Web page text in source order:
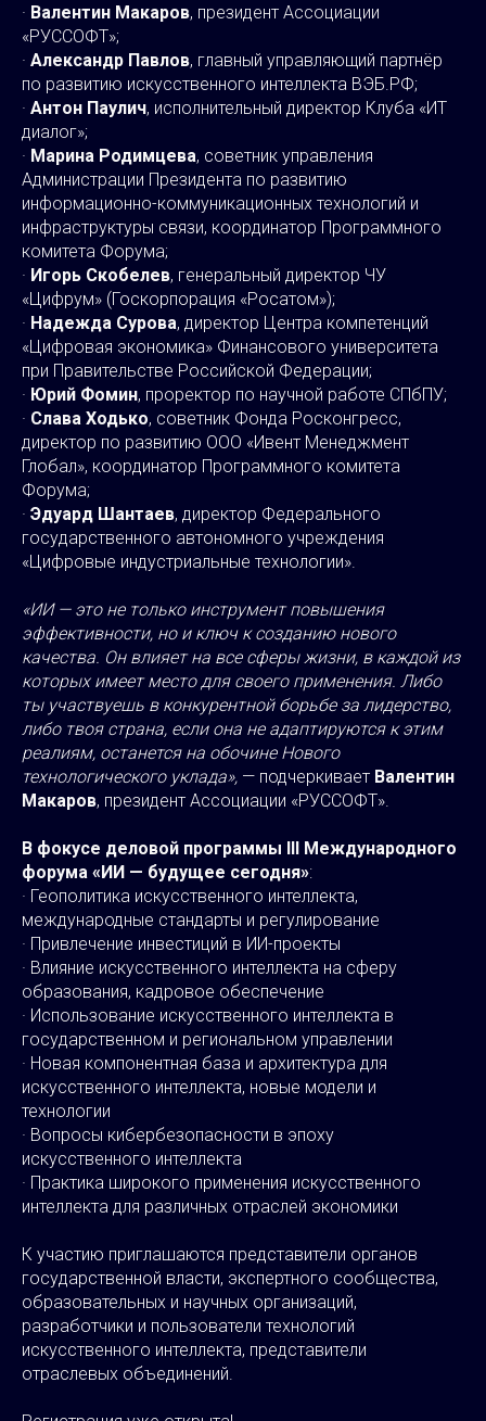
· Валентин Макаров, президент Ассоциации
«РУССОФТ»;
· Александр Павлов, главный управляющий партнёр
по развитию искусственного интеллекта ВЭБ.РФ;
· Антон Паулич, исполнительный директор Клуба «ИТ
диалог»;
· Марина Родимцева, советник управления
Администрации Президента по развитию
информационно-коммуникационных технологий и
инфраструктуры связи, координатор Программного
комитета Форума;
· Игорь Скобелев, генеральный директор ЧУ
«Цифрум» (Госкорпорация «Росатом»);
· Надежда Сурова, директор Центра компетенций
«Цифровая экономика» Финансового университета
при Правительстве Российской Федерации;
· Юрий Фомин, проректор по научной работе СПбПУ;
· Слава Ходько, советник Фонда Росконгресс,
директор по развитию ООО «Ивент Менеджмент
Глобал», координатор Программного комитета
Форума;
· Эдуард Шантаев, директор Федерального
государственного автономного учреждения
«Цифровые индустриальные технологии».
«ИИ — это не только инструмент повышения
эффективности, но и ключ к созданию нового
качества. Он влияет на все сферы жизни, в каждой из
которых имеет место для своего применения. Либо
ты участвуешь в конкурентной борьбе за лидерство,
либо твоя страна, если она не адаптируются к этим
реалиям, останется на обочине Нового
технологического уклада», — подчеркивает Валентин
Макаров, президент Ассоциации «РУССОФТ».
В фокусе деловой программы III Международного
форума «ИИ — будущее сегодня»:
· Геополитика искусственного интеллекта,
международные стандарты и регулирование
· Привлечение инвестиций в ИИ-проекты
· Влияние искусственного интеллекта на сферу
образования, кадровое обеспечение
· Использование искусственного интеллекта в
государственном и региональном управлении
· Новая компонентная база и архитектура для
искусственного интеллекта, новые модели и
технологии
· Вопросы кибербезопасности в эпоху
искусственного интеллекта
· Практика широкого применения искусственного
интеллекта для различных отраслей экономики
К участию приглашаются представители органов
государственной власти, экспертного сообщества,
образовательных и научных организаций,
разработчики и пользователи технологий
искусственного интеллекта, представители
отраслевых объединений.